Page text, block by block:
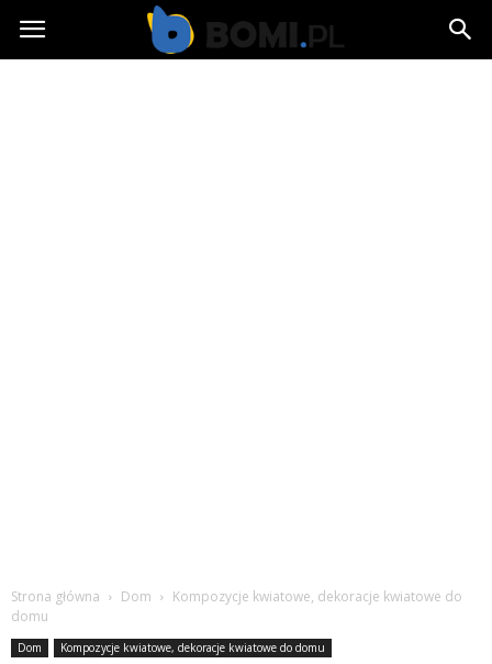
Bomi.pl
Strona główna Dom
Kompozycje kwiatowe, dekoracje kwiatowe do
domu
Dom Kompozycje kwiatowe, dekoracje kwiatowe do domu